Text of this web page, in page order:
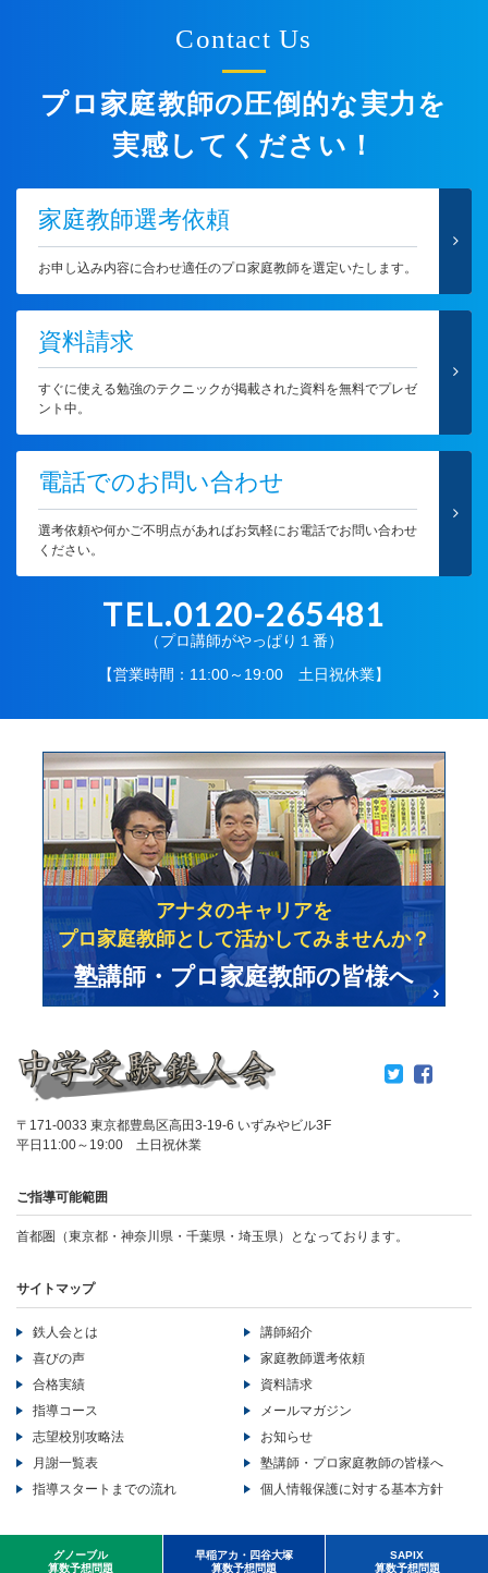
Contact Us
プロ家庭教師の圧倒的な実力を
実感してください！
家庭教師選考依頼
お申し込み内容に合わせ適任のプロ家庭教師を選定いたします。
資料請求
すぐに使える勉強のテクニックが掲載された資料を無料でプレゼ
ント中。
電話でのお問い合わせ
選考依頼や何かご不明点があればお気軽にお電話でお問い合わせ
ください。
TEL.0120-265481
（プロ講師がやっぱり１番）
【営業時間：11:00～19:00 土日祝休業】
〒171-0033 東京都豊島区高田3-19-6 いずみやビル3F
平日11:00～19:00 土日祝休業
ご指導可能範囲
首都圏（東京都・神奈川県・千葉県・埼玉県）となっております。
サイトマップ
鉄人会とは
喜びの声
合格実績
指導コース
志望校別攻略法
月謝一覧表
指導スタートまでの流れ
講師紹介
家庭教師選考依頼
資料請求
メールマガジン
お知らせ
塾講師・プロ家庭教師の皆様へ
個人情報保護に対する基本方針
アナタのキャリアを
プロ家庭教師として活かしてみませんか？
塾講師・プロ家庭教師の皆様へ
Copyright ©LB corporation All Rights Reserved..